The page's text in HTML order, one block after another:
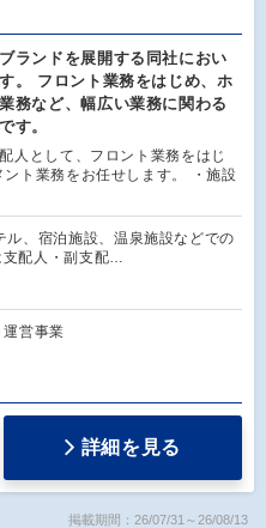
ランドを展開する同社におい
。 フロント業務をはじめ、ホ
務など、幅広い業務に関わる
す。
人として、フロント業務をはじ
ト業務をお任せします。 ・施設
ル、宿泊施設、温泉施設などでの
支配人・副支配…
営事業
詳細を見る
掲載期間：26/07/31～26/08/13